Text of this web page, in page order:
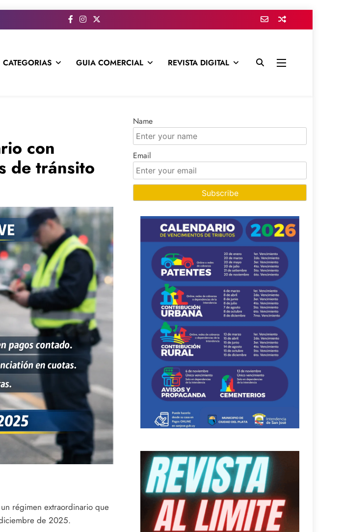
CATEGORIAS GUIA COMERCIAL REVISTA DIGITAL
con
de tránsito
régimen extraordinario que
de 2025.
Name
Email